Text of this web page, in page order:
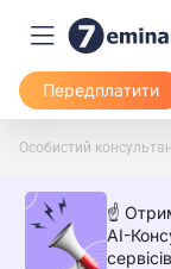
Передплатити
Особистий
☝️
AI-